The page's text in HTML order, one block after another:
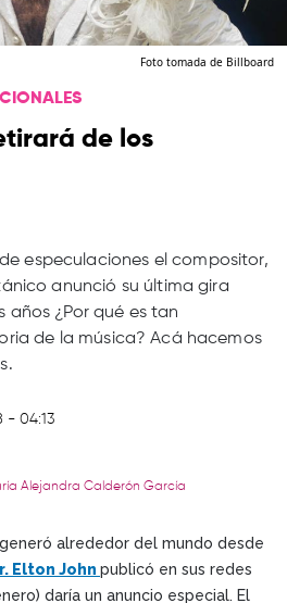
Foto tomada de Billboard
de los
especulaciones el compositor,
anunció su última gira
años ¿Por qué es tan
de la música? Acá hacemos
- 04:13
Alejandra Calderón García
alrededor del mundo desde
Elton John publicó en sus redes
daría un anuncio especial. El